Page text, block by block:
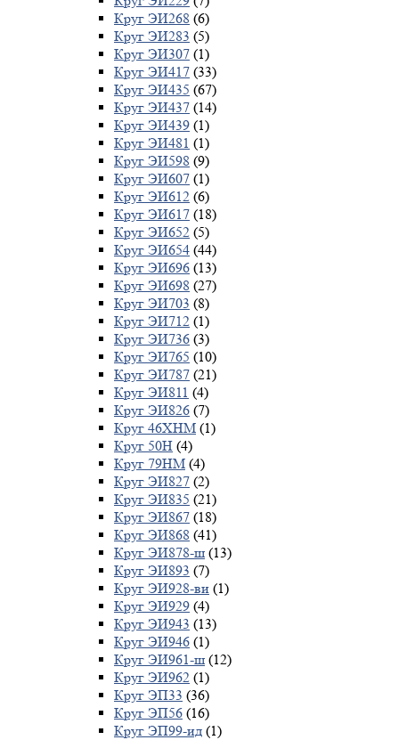
Круг ЭИ268 (6)
Круг ЭИ283 (5)
Круг ЭИ307 (1)
Круг ЭИ417 (33)
Круг ЭИ435 (67)
Круг ЭИ437 (14)
Круг ЭИ439 (1)
Круг ЭИ481 (1)
Круг ЭИ598 (9)
Круг ЭИ607 (1)
Круг ЭИ612 (6)
Круг ЭИ617 (18)
Круг ЭИ652 (5)
Круг ЭИ654 (44)
Круг ЭИ696 (13)
Круг ЭИ698 (27)
Круг ЭИ703 (8)
Круг ЭИ712 (1)
Круг ЭИ736 (3)
Круг ЭИ765 (10)
Круг ЭИ787 (21)
Круг ЭИ811 (4)
Круг ЭИ826 (7)
Круг 46ХНМ (1)
Круг 50Н (4)
Круг 79НМ (4)
Круг ЭИ827 (2)
Круг ЭИ835 (21)
Круг ЭИ867 (18)
Круг ЭИ868 (41)
Круг ЭИ878-ш (13)
Круг ЭИ893 (7)
Круг ЭИ928-ви (1)
Круг ЭИ929 (4)
Круг ЭИ943 (13)
Круг ЭИ946 (1)
Круг ЭИ961-ш (12)
Круг ЭИ962 (1)
Круг ЭП33 (36)
Круг ЭП56 (16)
Круг ЭП99-ид (1)